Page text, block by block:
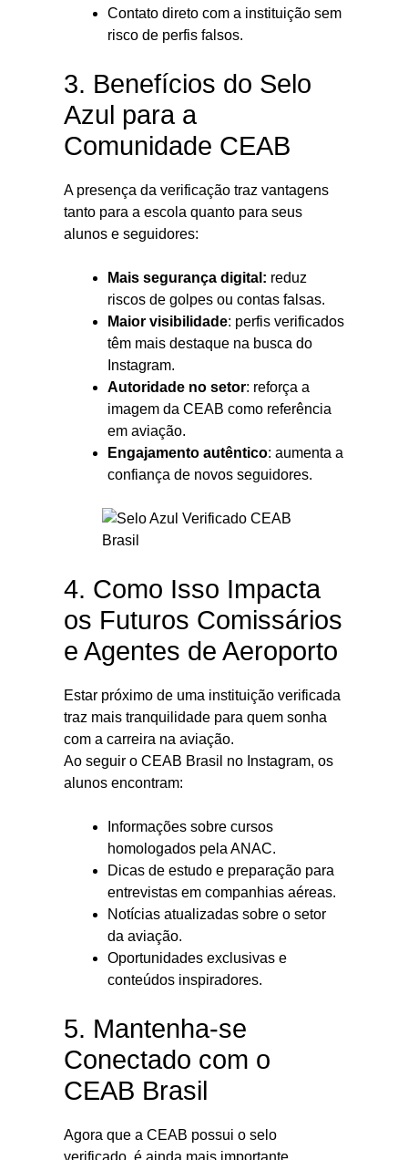
Contato direto com a instituição sem
risco de perfis falsos.
3. Benefícios do Selo
Azul para a
Comunidade CEAB
A presença da verificação traz vantagens
tanto para a escola quanto para seus
alunos e seguidores:
Mais segurança digital: reduz
riscos de golpes ou contas falsas.
Maior visibilidade: perfis verificados
têm mais destaque na busca do
Instagram.
Autoridade no setor: reforça a
imagem da CEAB como referência
em aviação.
Engajamento autêntico: aumenta a
confiança de novos seguidores.
4. Como Isso Impacta
os Futuros Comissários
e Agentes de Aeroporto
Estar próximo de uma instituição verificada
traz mais tranquilidade para quem sonha
com a carreira na aviação.
Ao seguir o CEAB Brasil no Instagram, os
alunos encontram:
Informações sobre cursos
homologados pela ANAC.
Dicas de estudo e preparação para
entrevistas em companhias aéreas.
Notícias atualizadas sobre o setor
da aviação.
Oportunidades exclusivas e
conteúdos inspiradores.
5. Mantenha-se
Conectado com o
CEAB Brasil
Agora que a CEAB possui o selo
verificado, é ainda mais importante